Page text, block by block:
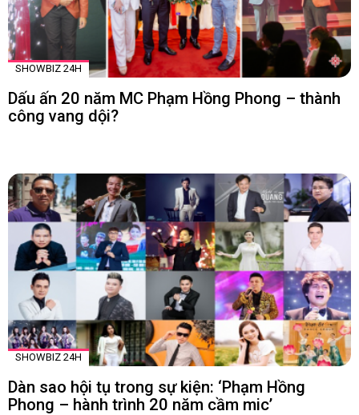
SHOWBIZ 24H
Dấu ấn 20 năm MC Phạm Hồng Phong – thành
công vang dội?
SHOWBIZ 24H
Dàn sao hội tụ trong sự kiện: ‘Phạm Hồng
Phong – hành trình 20 năm cầm mic’